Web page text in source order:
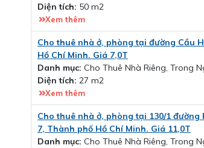
Diện tích: 50 m2
Xem thêm
Cho thuê nhà ở, phòng tại đường Cầu
Hồ Chí Minh. Giá 7,0T
Danh mục: Cho Thuê Nhà Riêng, Trong
Diện tích: 27 m2
Xem thêm
Cho thuê nhà ở, phòng tại 130/1
7, Thành phố Hồ Chí Minh. Giá 11,0T
Danh mục: Cho Thuê Nhà Riêng, Trong